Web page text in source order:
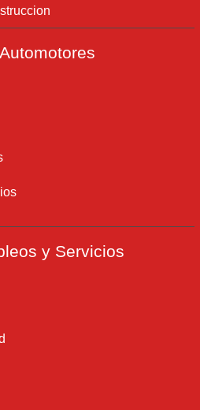
Automotores
y Servicios